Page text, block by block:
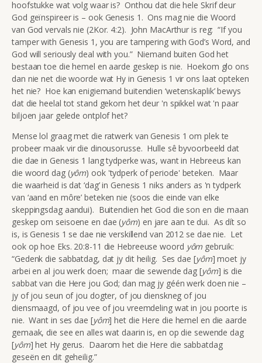
hoofstukke wat volg waar is? Onthou dat die hele Skrif deur
God geïnspireer is – ook Genesis 1. Ons mag nie die Woord
van God vervals nie (2Kor. 4:2). John MacArthur is reg: “If you
tamper with Genesis 1, you are tampering with God’s Word, and
God will seriously deal with you.” Niemand buiten God het
bestaan toe die hemel en aarde geskep is nie. Hoekom glo ons
dan nie net die woorde wat Hy in Genesis 1 vir ons laat opteken
het nie? Hoe kan enigiemand buitendien ‘wetenskaplik’ bewys
dat die heelal tot stand gekom het deur 'n spikkel wat 'n paar
biljoen jaar gelede ontplof het?
Mense lol graag met die ratwerk van Genesis 1 om plek te
probeer maak vir die dinousorusse. Hulle sê byvoorbeeld dat
die dae in Genesis 1 lang tydperke was, want in Hebreeus kan
die woord dag (yôm) ook 'tydperk of periode' beteken. Maar
die waarheid is dat ‘dag’ in Genesis 1 niks anders as 'n tydperk
van ‘aand en môre’ beteken nie (soos die einde van elke
skeppingsdag aandui). Buitendien het God die son en die maan
geskep om seisoene en dae (yôm) en jare aan te dui. As dít so
is, is Genesis 1 se dae nie verskillend van 2012 se dae nie. Let
ook op hoe Eks. 20:8-11 die Hebreeuse woord yôm gebruik:
“Gedenk die sabbatdag, dat jy dit heilig. Ses dae [yôm] moet jy
arbei en al jou werk doen; maar die sewende dag [yôm] is die
sabbat van die Here jou God; dan mag jy géén werk doen nie –
jy of jou seun of jou dogter, of jou dienskneg of jou
diensmaagd, of jou vee of jou vreemdeling wat in jou poorte is
nie. Want in ses dae [yôm] het die Here die hemel en die aarde
gemaak, die see en alles wat daarin is, en op die sewende dag
[yôm] het Hy gerus. Daarom het die Here die sabbatdag
geseën en dit geheilig.”